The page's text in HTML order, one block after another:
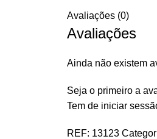
Avaliações (0)
Avaliações
Ainda não existem
Seja o primeiro a
Tem de iniciar
REF: 13123